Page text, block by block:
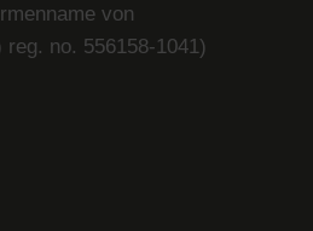
von
reg. no. 556158-1041)